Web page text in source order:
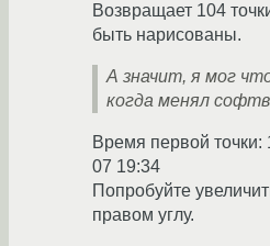
Возвращает 104
быть нарисованы.
А значит, я мог
когда менял
Время первой
07 19:34
Попробуйте
правом углу.